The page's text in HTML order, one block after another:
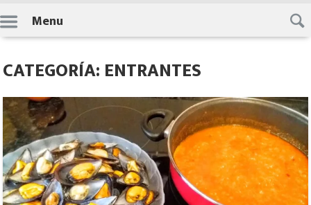
Skip
to
content
Menu
CATEGORÍA: ENTRANTES